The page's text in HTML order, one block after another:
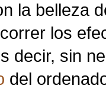
la belleza
los
decir, sin
del